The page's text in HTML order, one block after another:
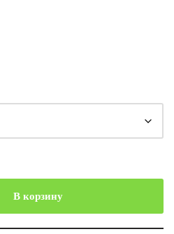
В корзину